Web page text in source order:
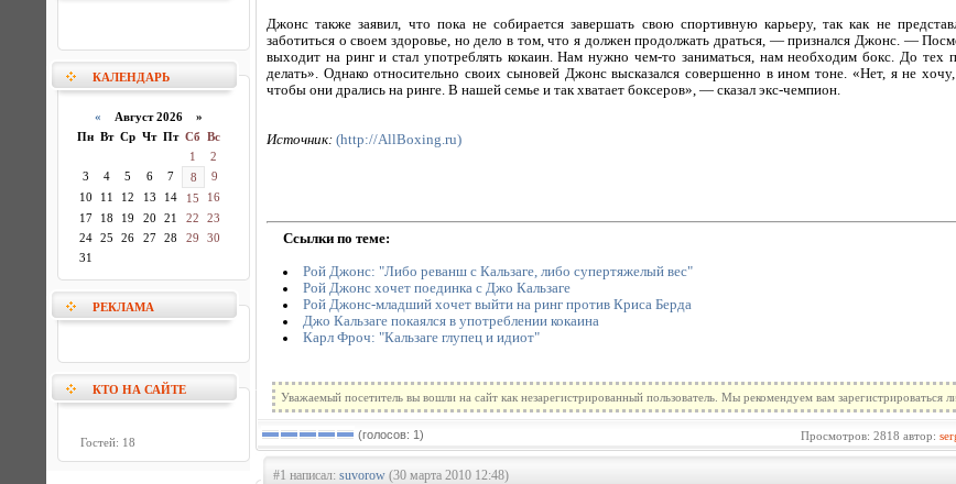
КАЛЕНДАРЬ
« Август 2026 »
Пн Вт Ср Чт Пт Сб Вс
1
2
3
4 5 6 7 8
9
10
11 12 13 14 15
16
17
18 19 20 21 22
23
24
25 26 27 28 29
30
31
РЕКЛАМА
КТО НА САЙТЕ
Гостей: 18
Джонс также заявил, что пока не собирается завершать свою спортивную карьеру, так как не
заботиться о своем здоровье, но дело в том, что я должен продолжать драться, — признался Джонс. —
выходит на ринг и стал употреблять кокаин. Нам нужно чем-то заниматься, нам необходим бокс. До тех
делать». Однако относительно своих сыновей Джонс высказался совершенно в ином тоне. «Нет, я не
чтобы они дрались на ринге. В нашей семье и так хватает боксеров», — сказал экс-чемпион.
Источник: (http://AllBoxing.ru)
Ссылки по теме:
Рой Джонс: "Либо реванш с Кальзаге, либо супертяжелый вес"
Рой Джонс хочет поединка с Джо Кальзаге
Рой Джонс-младший хочет выйти на ринг против Криса Берда
Джо Кальзаге покаялся в употреблении кокаина
Карл Фроч: "Кальзаге глупец и идиот"
Уважаемый посетитель вы вошли на сайт как незарегистрированный пользователь. Мы рекомендуем вам зарегистрироваться
(голосов: 1) Просмотров: 2818 автор:
#1 написал: suvorow (30 марта 2010 12:48)